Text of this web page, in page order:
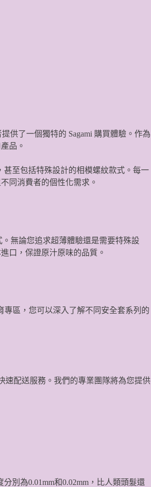
供了一個獨特的 Sagami 購買體驗。作為
品。
甚至包括特殊設計的相模螺紋款式。每一
同消費者的個性化需求。
。無論您追求超薄體驗還是需要特殊設
口，保證原汁原味的品質。
專區，您可以深入了解不同安全套系列的
速配送服務。我們的專業團隊將為您提供
別為0.01mm和0.02mm，比人類頭髮還